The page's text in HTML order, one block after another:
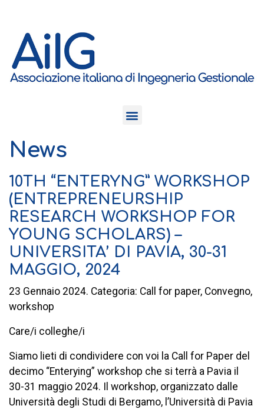
News
10TH “ENTERYNG” WORKSHOP
(ENTREPRENEURSHIP
RESEARCH WORKSHOP FOR
YOUNG SCHOLARS) –
UNIVERSITA’ DI PAVIA, 30-31
MAGGIO, 2024
23 Gennaio 2024. Categoria: Call for paper, Convegno,
workshop
Care/i colleghe/i
Siamo lieti di condividere con voi la Call for Paper del
decimo “Enterying” workshop che si terrà a Pavia il
30-31 maggio 2024. Il workshop, organizzato dalle
Università degli Studi di Bergamo, l’Università di Pavia